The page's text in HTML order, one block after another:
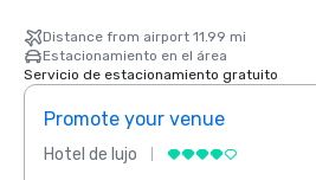
Distance from airport 11.99 mi
Estacionamiento en el área
Servicio de estacionamiento gratuito
Promote your venue
Hotel de lujo